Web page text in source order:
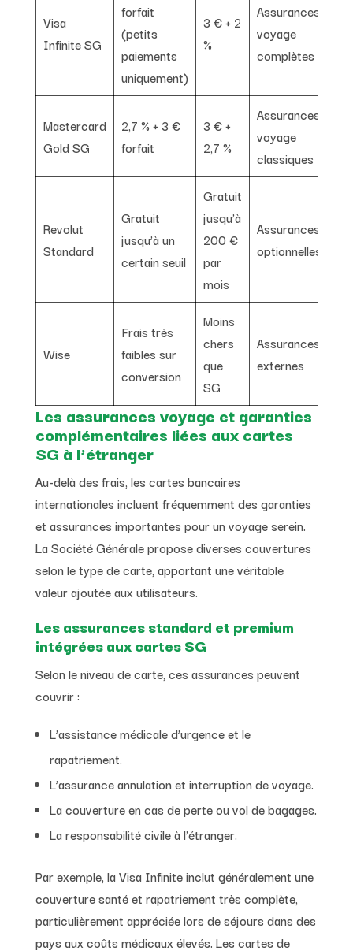
Visa
Infinite SG
forfait
(petits
paiements
uniquement)
3 € + 2
%
Assurances
voyage
complètes
Mastercard
Gold SG
2,7 % + 3 €
forfait
3 € +
2,7 %
Assurances
voyage
classiques
Revolut
Standard
Gratuit
jusqu’à un
certain seuil
Gratuit
jusqu’à
200 €
par
mois
Assurances
optionnelles
Wise
Frais très
faibles sur
conversion
Moins
chers
que
SG
Assurances
externes
Les assurances voyage et garanties
complémentaires liées aux cartes
SG à l’étranger
Au-delà des frais, les cartes bancaires
internationales incluent fréquemment des garanties
et assurances importantes pour un voyage serein.
La Société Générale propose diverses couvertures
selon le type de carte, apportant une véritable
valeur ajoutée aux utilisateurs.
Les assurances standard et premium
intégrées aux cartes SG
Selon le niveau de carte, ces assurances peuvent
couvrir :
L’assistance médicale d’urgence et le
rapatriement.
L’assurance annulation et interruption de voyage.
La couverture en cas de perte ou vol de bagages.
La responsabilité civile à l’étranger.
Par exemple, la Visa Infinite inclut généralement une
couverture santé et rapatriement très complète,
particulièrement appréciée lors de séjours dans des
pays aux coûts médicaux élevés. Les cartes de